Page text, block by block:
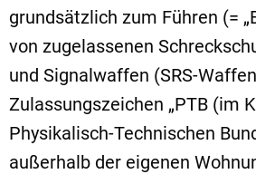
grundsätzlich zum Führen (=
von zugelassenen
und Signalwaffen (SRS-
Zulassungszeichen „PTB (im
Physikalisch-Technischen
außerhalb der eigenen